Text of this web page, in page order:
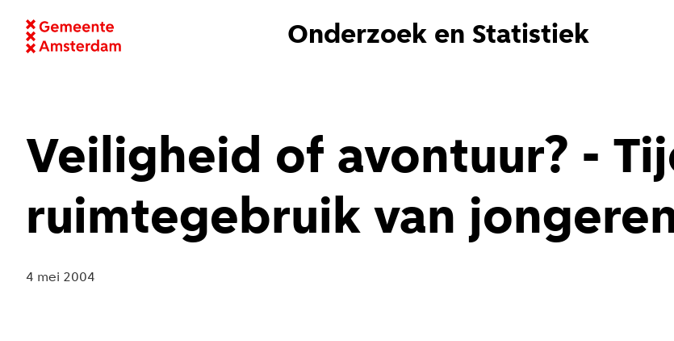
Onderzoek en Statistiek
Veiligheid of avontuur? -
ruimtegebruik van
4 mei 2004